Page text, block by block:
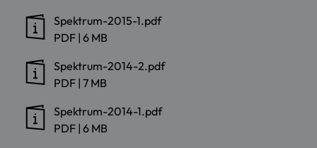
Spektrum-2015-1.pdf
PDF | 6 MB
Spektrum-2014-2.pdf
PDF | 7 MB
Spektrum-2014-1.pdf
PDF | 6 MB